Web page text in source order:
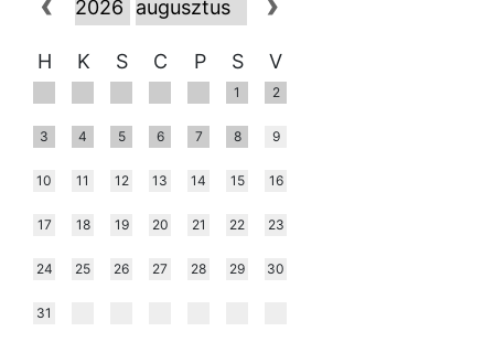
H K S C P S V
1 2
3 4 5 6 7 8 9
10 11 12 13 14 15 16
17 18 19 20 21 22 23
24 25 26 27 28 29 30
31